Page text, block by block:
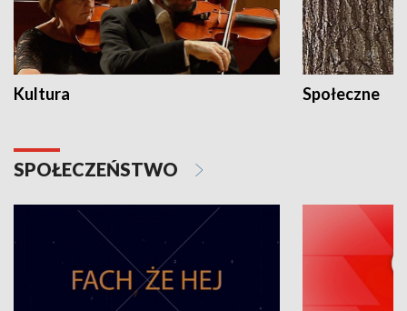
Kultura Społeczne
SPOŁECZEŃSTWO